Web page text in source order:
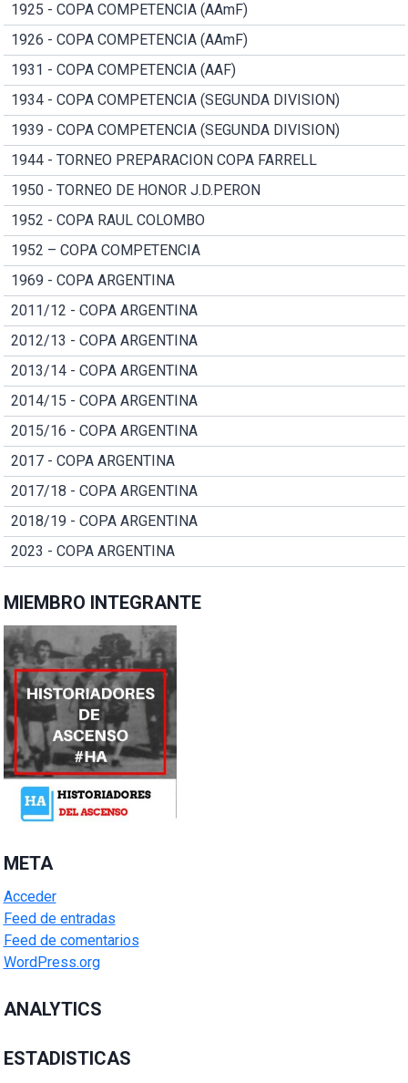
1925 - COPA COMPETENCIA (AAmF)
1926 - COPA COMPETENCIA (AAmF)
1931 - COPA COMPETENCIA (AAF)
1934 - COPA COMPETENCIA (SEGUNDA DIVISION)
1939 - COPA COMPETENCIA (SEGUNDA DIVISION)
1944 - TORNEO PREPARACION COPA FARRELL
1950 - TORNEO DE HONOR J.D.PERON
1952 - COPA RAUL COLOMBO
1952 – COPA COMPETENCIA
1969 - COPA ARGENTINA
2011/12 - COPA ARGENTINA
2012/13 - COPA ARGENTINA
2013/14 - COPA ARGENTINA
2014/15 - COPA ARGENTINA
2015/16 - COPA ARGENTINA
2017 - COPA ARGENTINA
2017/18 - COPA ARGENTINA
2018/19 - COPA ARGENTINA
2023 - COPA ARGENTINA
MIEMBRO INTEGRANTE
META
Acceder
Feed de entradas
Feed de comentarios
WordPress.org
ANALYTICS
ESTADISTICAS